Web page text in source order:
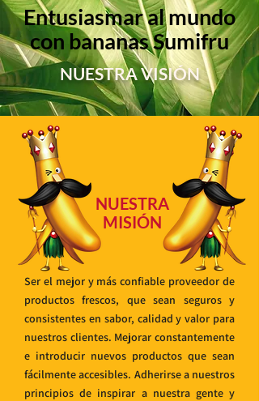
Entusiasmar al mundo
con bananas Sumifru
NUESTRA VISIÓN
NUESTRA
MISIÓN
Ser el mejor y más confiable proveedor de
productos frescos, que sean seguros y
consistentes en sabor, calidad y valor para
nuestros clientes. Mejorar constantemente
e introducir nuevos productos que sean
fácilmente accesibles. Adherirse a nuestros
principios de inspirar a nuestra gente y